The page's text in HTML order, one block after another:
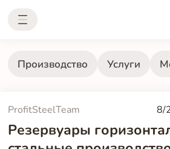
Производство Услуги
ProfitSteelTeam 8/
Резервуары